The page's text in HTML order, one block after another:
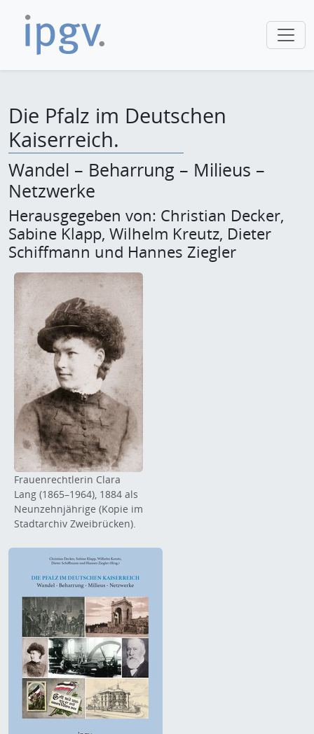
Die Pfalz im Deutschen
Kaiserreich.
Wandel – Beharrung – Milieus –
Netzwerke
Herausgegeben von: Christian Decker,
Sabine Klapp, Wilhelm Kreutz, Dieter
Schiffmann und Hannes Ziegler
Frauenrechtlerin Clara
Lang (1865–1964), 1884 als
Neunzehnjährige (Kopie im
Stadtarchiv Zweibrücken).